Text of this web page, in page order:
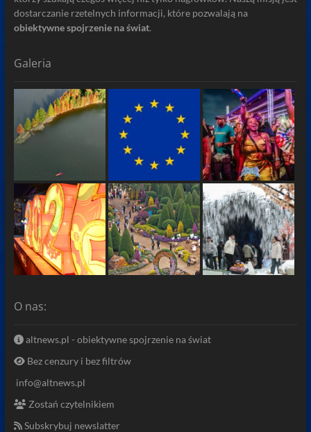
dostarczanie rzetelnych informacji, które pozwalają na
obiektywne spojrzenie na świat.
Galeria
O nas:
altnews.pl - obiektywne spojrzenie na świat
Bez cenzury i bez filtrów
info@altnews.pl
Zostań czytelnikiem
Subskrybuj newslatter